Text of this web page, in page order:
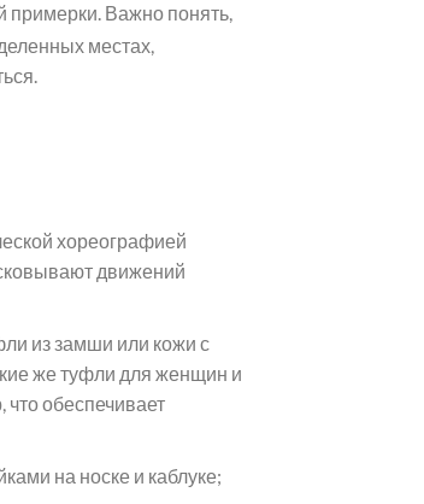
примерки. Важно понять,
местах,
хореографией
движений
из замши или кожи с
же туфли для женщин и
что обеспечивает
на носке и каблуке;